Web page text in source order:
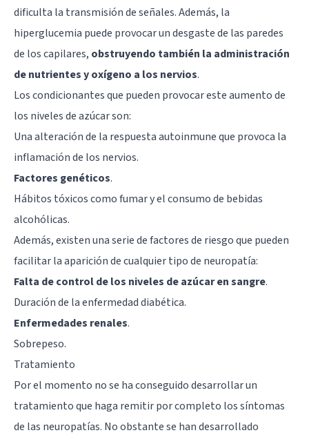
dificulta la transmisión de señales. Además, la
hiperglucemia puede provocar un desgaste de las paredes
de los capilares, obstruyendo también la administración
de nutrientes y oxígeno a los nervios.
Los condicionantes que pueden provocar este aumento de
los niveles de azúcar son:
Una alteración de la respuesta autoinmune que provoca la
inflamación de los nervios.
Factores genéticos.
Hábitos tóxicos como fumar y el consumo de bebidas
alcohólicas.
Además, existen una serie de factores de riesgo que pueden
facilitar la aparición de cualquier tipo de neuropatía:
Falta de control de los niveles de azúcar en sangre.
Duración de la enfermedad diabética.
Enfermedades renales.
Sobrepeso.
Tratamiento
Por el momento no se ha conseguido desarrollar un
tratamiento que haga remitir por completo los síntomas
de las neuropatías. No obstante se han desarrollado